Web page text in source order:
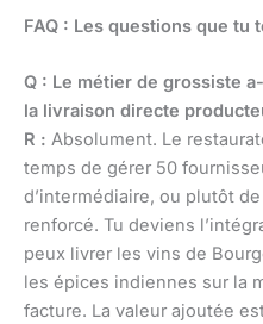
FAQ : Les questions que tu
Q : Le métier de grossiste
la livraison directe
R : Absolument. Le
temps de gérer 50
d’intermédiaire, ou plutôt
renforcé. Tu deviens
peux livrer les vins de
les épices indiennes sur la
facture. La valeur ajoutée